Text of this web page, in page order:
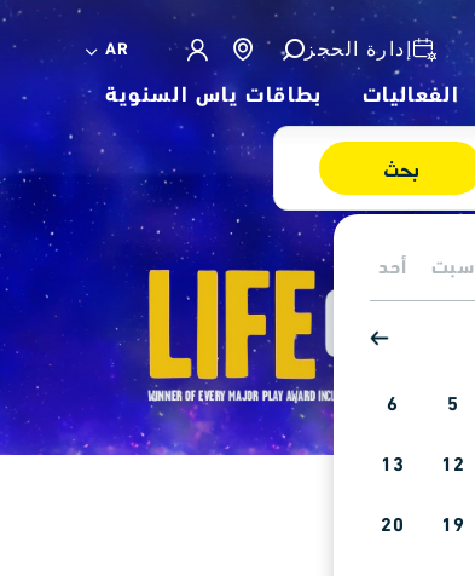
الفعاليات بطاقات ياس السنوية
إدارة الحجز AR
سبت أحد
5
6
12
13
19
20
بحث